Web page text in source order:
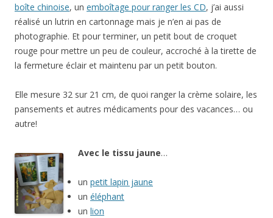
boîte chinoise, un emboîtage pour ranger les CD, j’ai aussi
réalisé un lutrin en cartonnage mais je n’en ai pas de
photographie. Et pour terminer, un petit bout de croquet
rouge pour mettre un peu de couleur, accroché à la tirette de
la fermeture éclair et maintenu par un petit bouton.
Elle mesure 32 sur 21 cm, de quoi ranger la crème solaire, les
pansements et autres médicaments pour des vacances… ou
autre!
Avec le tissu jaune…
un petit lapin jaune
un éléphant
un lion